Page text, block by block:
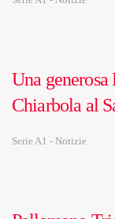
Una generosa
Chiarbola al
Serie A1 - Notizie